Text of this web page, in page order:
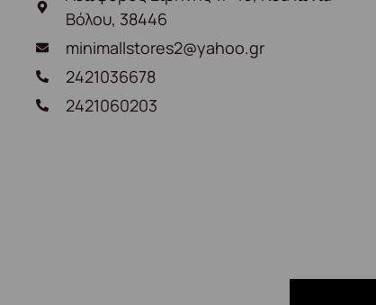
Βόλου, 38446
minimallstores2@yahoo.gr
2421036678
2421060203